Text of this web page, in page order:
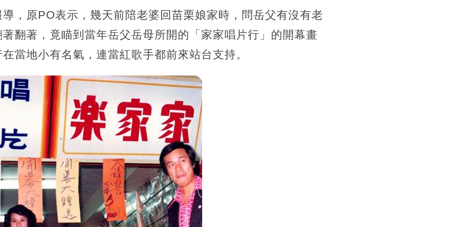
，原PO表示，幾天前陪老婆回苗栗娘家時，問岳父有沒有老
翻著，竟瞄到當年岳父岳母所開的「家家唱片行」的開幕畫
當地小有名氣，連當紅歌手都前來站台支持。